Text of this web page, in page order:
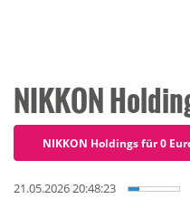
NIKKON
NIKKON Holdings für 0
21.05.2026 20:48:23